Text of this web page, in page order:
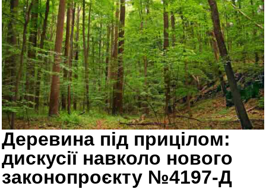
Деревина під прицілом:
дискусії навколо нового
законопроєкту №4197-Д